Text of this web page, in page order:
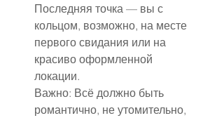
Последняя точка — вы с
кольцом, возможно, на месте
первого свидания или на
красиво оформленной
локации.
Важно: Всё должно быть
романтично, не утомительно,